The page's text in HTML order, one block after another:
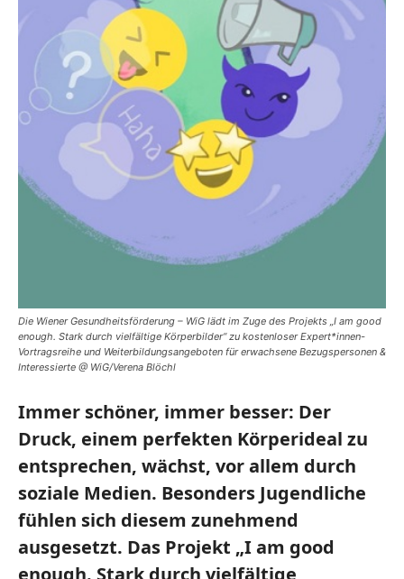
Die Wiener Gesundheitsförderung – WiG lädt im Zuge des Projekts „I am good
enough. Stark durch vielfältige Körperbilder“ zu kostenloser Expert*innen-
Vortragsreihe und Weiterbildungsangeboten für erwachsene Bezugspersonen &
Interessierte @ WiG/Verena Blöchl
Immer schöner, immer besser: Der
Druck, einem perfekten Körperideal zu
entsprechen, wächst, vor allem durch
soziale Medien. Besonders Jugendliche
fühlen sich diesem zunehmend
ausgesetzt. Das Projekt „I am good
enough. Stark durch vielfältige